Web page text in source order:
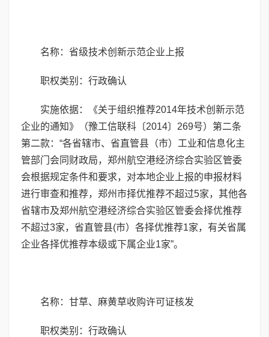
名称：省级技术创新示范企业上报
职权类别：行政确认
实施依据：《关于组织推荐2014年技术创新示范
企业的通知》（豫工信联科〔2014〕269号）第二条
第二款：“各省辖市、省直管县（市）工业和信息化主
管部门会同财政局，郑州航空港经济综合实验区管委
会根据规定条件和要求，对本地企业上报的申报材料
进行审查和推荐，郑州市择优推荐不超过5家，其他各
省辖市及郑州航空港经济综合实验区管委会择优推荐
不超过3家，省直管县(市）各择优推荐1家，有关省属
企业各择优推荐本级或下属企业1家”。
名称：甘草、麻黄草收购许可证核发
职权类别：行政确认